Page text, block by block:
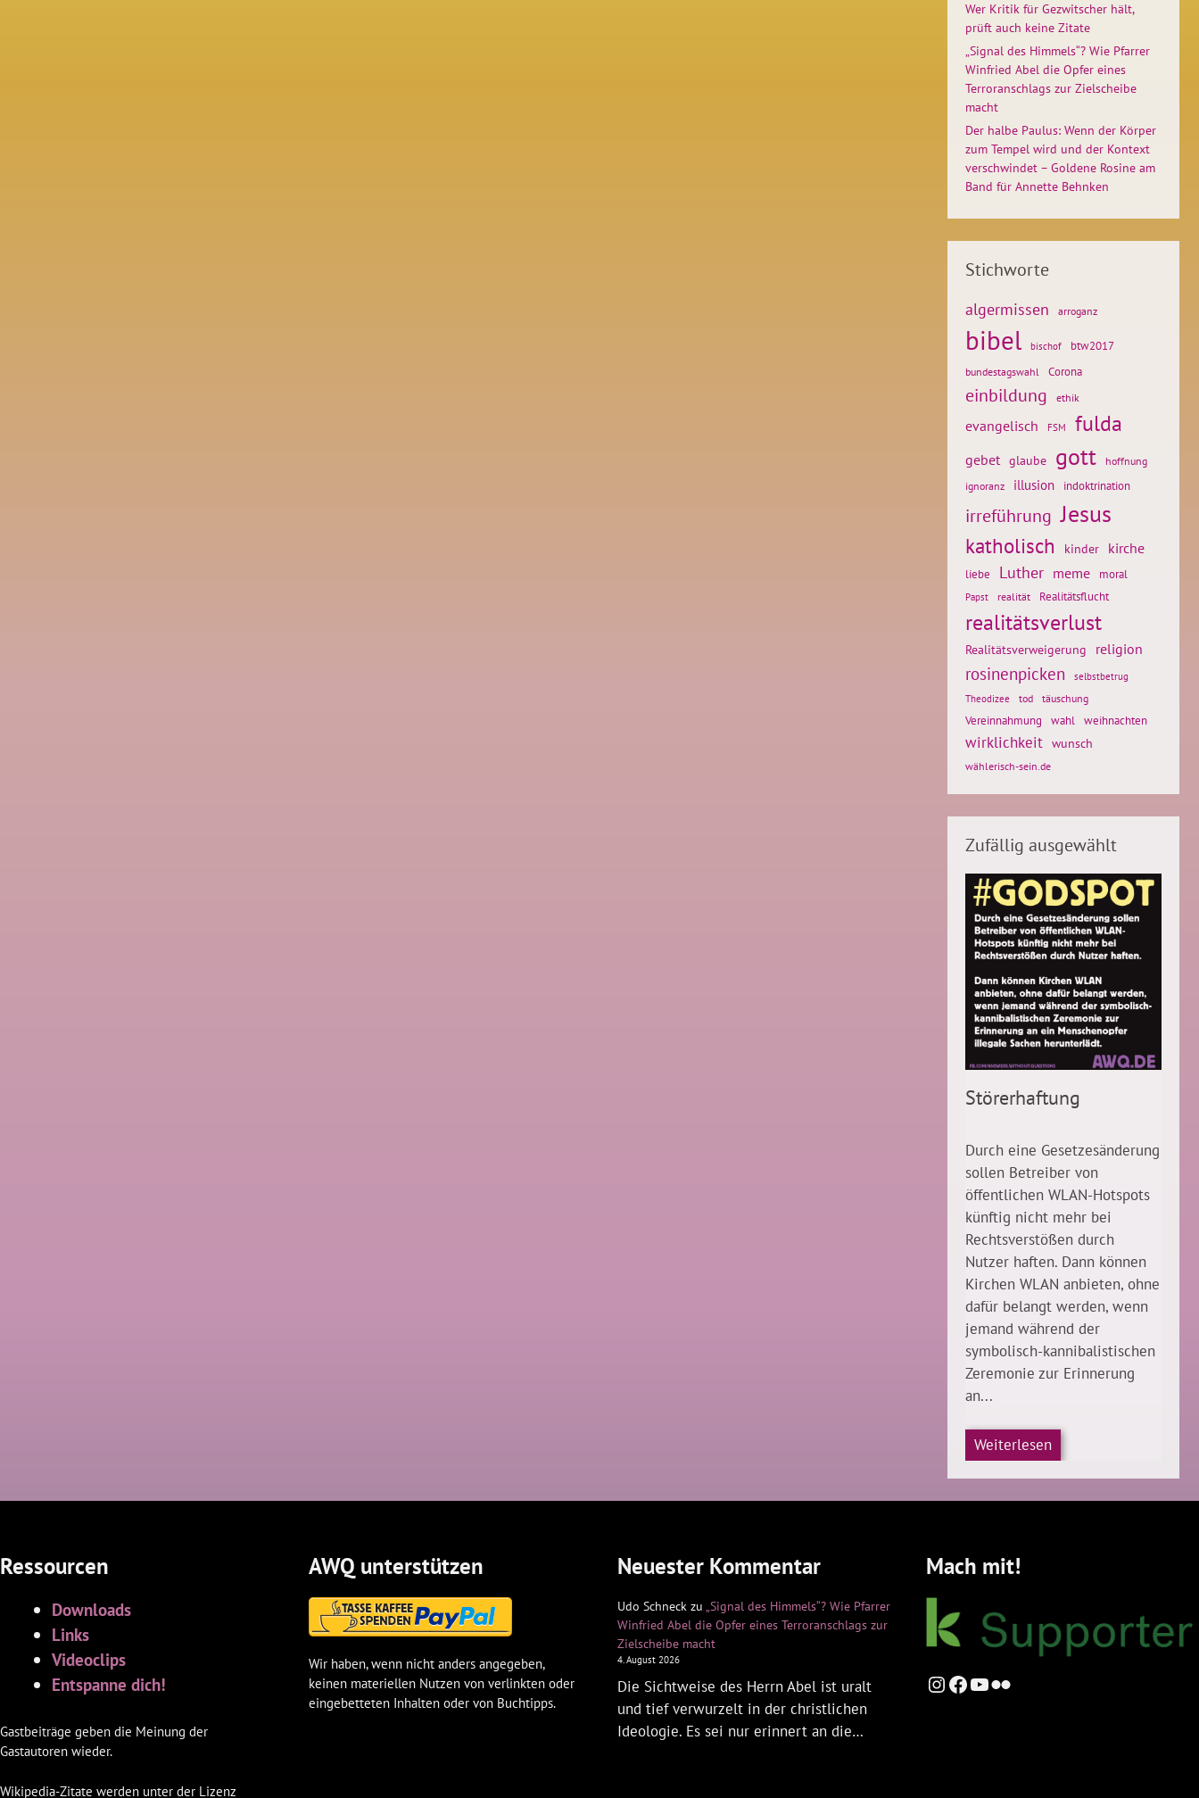
Wer Kritik für Gezwitscher hält,
prüft auch keine Zitate
„Signal des Himmels“? Wie Pfarrer
Winfried Abel die Opfer eines
Terroranschlags zur Zielscheibe
macht
Der halbe Paulus: Wenn der Körper
zum Tempel wird und der Kontext
verschwindet – Goldene Rosine am
Band für Annette Behnken
Stichworte
algermissen arroganz
bibel bischof btw2017
bundestagswahl Corona
einbildung ethik
evangelisch FSM fulda
gebet glaube gott
hoffnung
ignoranz
illusion indoktrination
irreführung Jesus
katholisch kinder kirche
liebe Luther meme moral
Papst realität Realitätsflucht
realitätsverlust
Realitätsverweigerung religion
rosinenpicken
selbstbetrug
Theodizee
tod täuschung
Vereinnahmung wahl weihnachten
wirklichkeit wunsch
wählerisch-sein.de
Zufällig ausgewählt
Störerhaftung
Durch eine Gesetzesänderung
sollen Betreiber von
öffentlichen WLAN-Hotspots
künftig nicht mehr bei
Rechtsverstößen durch
Nutzer haften. Dann können
Kirchen WLAN anbieten, ohne
dafür belangt werden, wenn
jemand während der
symbolisch-kannibalistischen
Zeremonie zur Erinnerung
an...
Weiterlesen
Ressourcen
Downloads
Links
Videoclips
Entspanne dich!
Gastbeiträge geben die Meinung der
Gastautoren wieder.
Wikipedia-Zitate werden unter der Lizenz
AWQ unterstützen
Wir haben, wenn nicht anders angegeben,
keinen materiellen Nutzen von verlinkten oder
eingebetteten Inhalten oder von Buchtipps.
Neuester Kommentar
Udo Schneck zu „Signal des Himmels“? Wie Pfarrer
Winfried Abel die Opfer eines Terroranschlags zur
Zielscheibe macht
4. August 2026
Die Sichtweise des Herrn Abel ist uralt
und tief verwurzelt in der christlichen
Ideologie. Es sei nur erinnert an die…
Mach mit!
Instagram
Facebook
YouTube
Flickr